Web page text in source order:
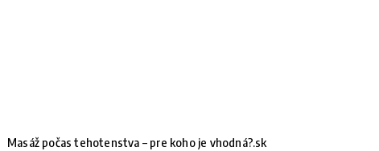
Masáž počas tehotenstva – pre koho je vhodná?.sk